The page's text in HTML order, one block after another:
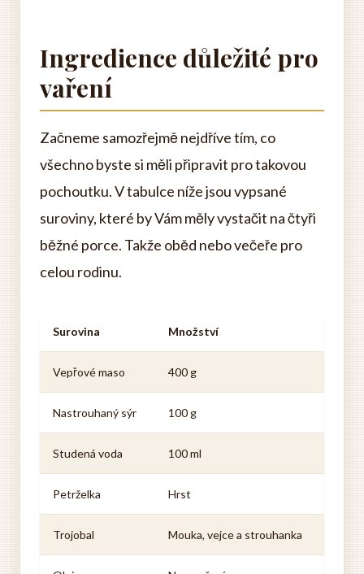
Ingredience důležité pro
vaření
Začneme samozřejmě nejdříve tím, co
všechno byste si měli připravit pro takovou
pochoutku. V tabulce níže jsou vypsané
suroviny, které by Vám měly vystačit na čtyři
běžné porce. Takže oběd nebo večeře pro
celou rodinu.
Surovina Množství
Vepřové maso 400 g
Nastrouhaný sýr 100 g
Studená voda 100 ml
Petrželka Hrst
Trojobal Mouka, vejce a strouhanka